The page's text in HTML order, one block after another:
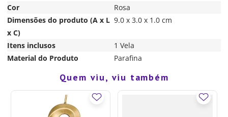
Cor
Rosa
Dimensões do produto (A x L
x C)
9.0 x 3.0 x 1.0 cm
Itens inclusos
1 Vela
Material do Produto
Parafina
Quem viu, viu também